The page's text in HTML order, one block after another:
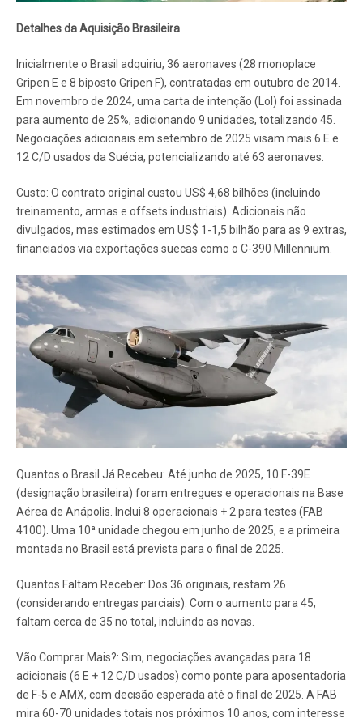
Detalhes da Aquisição Brasileira
Inicialmente o Brasil adquiriu, 36 aeronaves (28 monoplace
Gripen E e 8 biposto Gripen F), contratadas em outubro de 2014.
Em novembro de 2024, uma carta de intenção (LoI) foi assinada
para aumento de 25%, adicionando 9 unidades, totalizando 45.
Negociações adicionais em setembro de 2025 visam mais 6 E e
12 C/D usados da Suécia, potencializando até 63 aeronaves.
Custo: O contrato original custou US$ 4,68 bilhões (incluindo
treinamento, armas e offsets industriais). Adicionais não
divulgados, mas estimados em US$ 1-1,5 bilhão para as 9 extras,
financiados via exportações suecas como o C-390 Millennium.
Quantos o Brasil Já Recebeu: Até junho de 2025, 10 F-39E
(designação brasileira) foram entregues e operacionais na Base
Aérea de Anápolis. Inclui 8 operacionais + 2 para testes (FAB
4100). Uma 10ª unidade chegou em junho de 2025, e a primeira
montada no Brasil está prevista para o final de 2025.
Quantos Faltam Receber: Dos 36 originais, restam 26
(considerando entregas parciais). Com o aumento para 45,
faltam cerca de 35 no total, incluindo as novas.
Vão Comprar Mais?: Sim, negociações avançadas para 18
adicionais (6 E + 12 C/D usados) como ponte para aposentadoria
de F-5 e AMX, com decisão esperada até o final de 2025. A FAB
mira 60-70 unidades totais nos próximos 10 anos, com interesse